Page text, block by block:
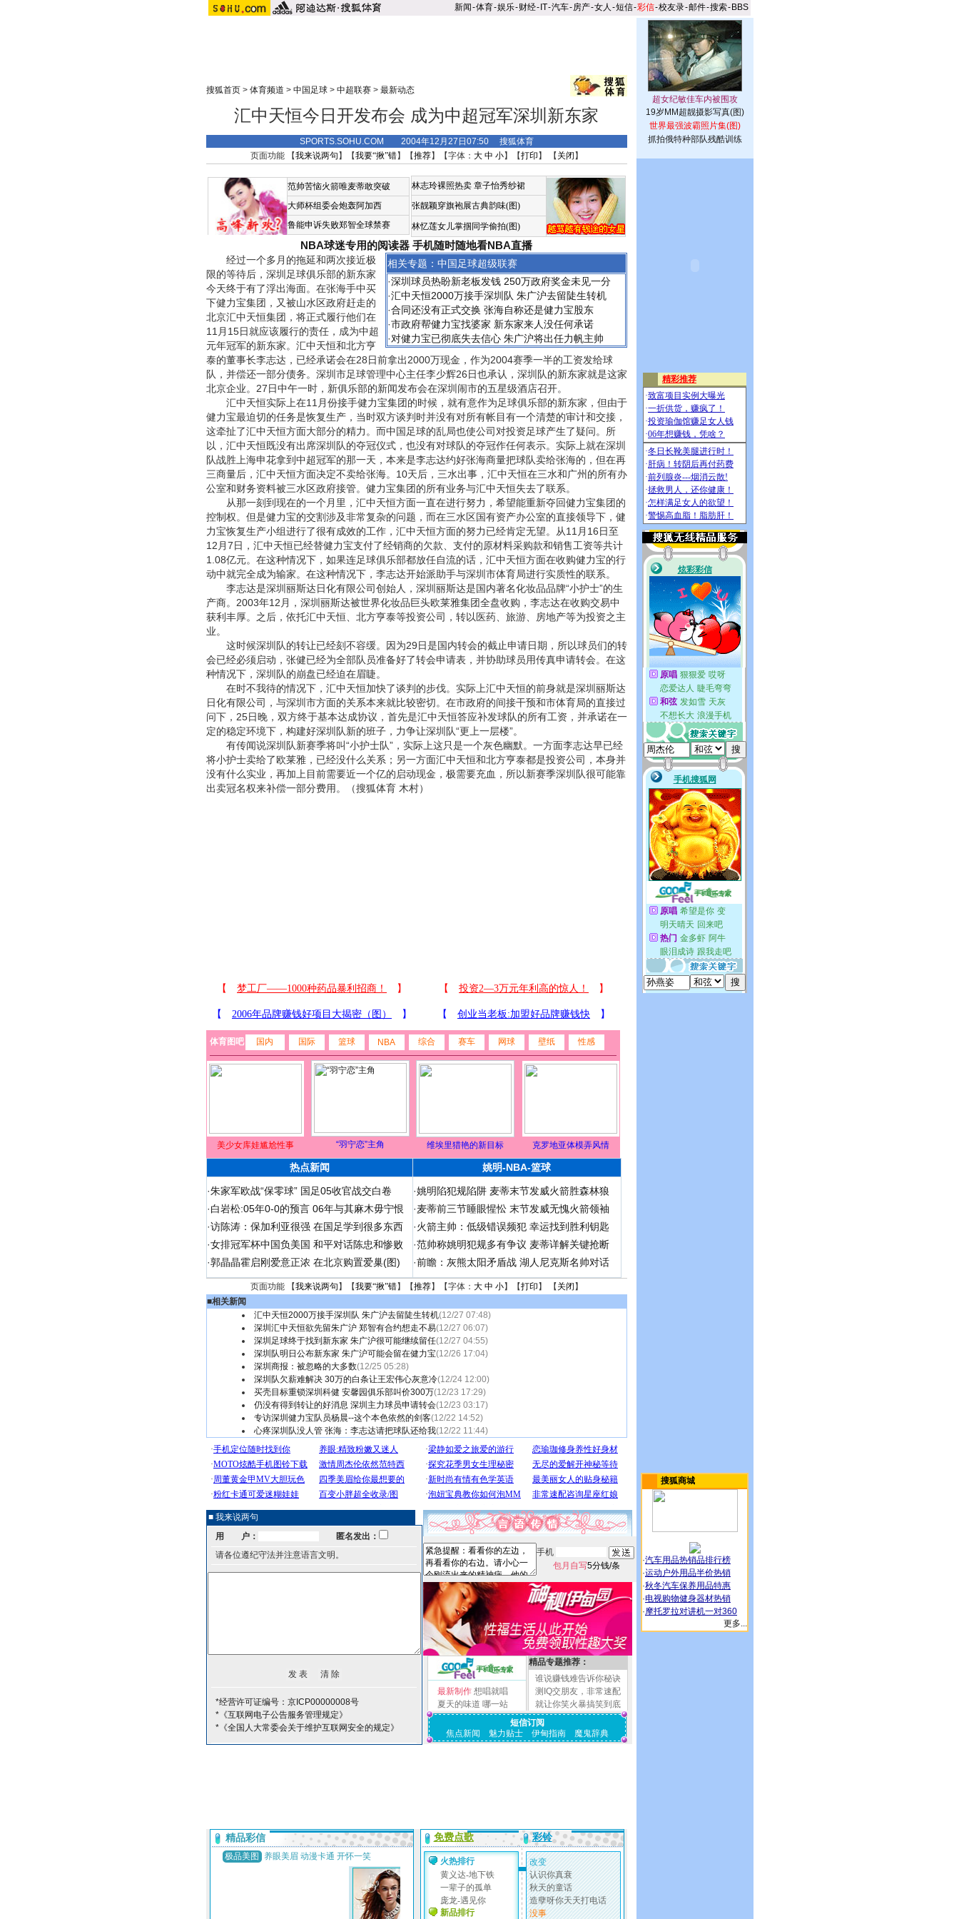
新闻-体育-娱乐-财经- IT-汽车-房产-女人 -短信-彩信-校友录-邮件-搜索- BBS
搜狐首页> 体育频道 > 中国足球> 中超联赛> 最新动态
汇中天恒今日开发布会 成为中超冠军深圳新东家
SPORTS.SOHU.COM 2004年12月27日07:50 搜狐体育
页面功能 【我来说两句 】【我要“揪”错】【推荐】【字体： 大 中 小】【打印 】 【 关闭 】
范帅苦恼火箭唯麦蒂敢突破
大师杯组委会炮轰阿加西
鲁能申诉失败郑智全球禁赛
林志玲裸照热卖 章子怡秀纱裙
张靓颖穿旗袍展古典韵味(图)
林忆莲女儿掌掴同学偷拍(图)
NBA球迷专用的阅读器 手机随时随地看NBA直播
相关专题： 中国足球超级联赛
·深圳球员热盼新老板发钱 250万政府奖金未见一分
·汇中天恒2000万接手深圳队 朱广沪去留陡生转机
·合同还没有正式交换 张海自称还是健力宝股东
·市政府帮健力宝找婆家 新东家来人没任何承诺
·对健力宝已彻底失去信心 朱广沪将出任力帆主帅
经过一个多月的拖延和两次接近极
限的等待后，深圳足球俱乐部的新东家
今天终于有了浮出海面。在张海手中买
下健力宝集团，又被山水区政府赶走的
北京汇中天恒集团，将正式履行他们在
11月15日就应该履行的责任，成为中超
元年冠军的新东家。汇中天恒和北方亨
泰的董事长李志达，已经承诺会在28日前拿出2000万现金，作为2004赛季一半的工资发给球
队，并偿还一部分债务。深圳市足球管理中心主任李少辉26日也承认，深圳队的新东家就是这家
北京企业。27日中午一时，新俱乐部的新闻发布会在深圳闹市的五星级酒店召开。
汇中天恒实际上在11月份接手健力宝集团的时候，就有意作为足球俱乐部的新东家，但由于
健力宝最迫切的任务是恢复生产，当时双方谈判时并没有对所有帐目有一个清楚的审计和交接，
这牵扯了汇中天恒方面大部分的精力。而中国足球的乱局也使公司对投资足球产生了疑问。所
以，汇中天恒既没有出席深圳队的夺冠仪式，也没有对球队的夺冠作任何表示。实际上就在深圳
队战胜上海申花拿到中超冠军的那一天，本来是李志达约好张海商量把球队卖给张海的，但在再
三商量后，汇中天恒方面决定不卖给张海。10天后，三水出事，汇中天恒在三水和广州的所有办
公室和财务资料被三水区政府接管。健力宝集团的所有业务与汇中天恒失去了联系。
从那一刻到现在的一个月里，汇中天恒方面一直在进行努力，希望能重新夺回健力宝集团的
控制权。但是健力宝的交割涉及非常复杂的问题，而在三水区国有资产办公室的直接领导下，健
力宝恢复生产小组进行了很有成效的工作，汇中天恒方面的努力已经肯定无望。从11月16日至
12月7日，汇中天恒已经替健力宝支付了经销商的欠款、支付的原材料采购款和销售工资等共计
1.08亿元。在这种情况下，如果连足球俱乐部都放任自流的话，汇中天恒方面在收购健力宝的行
动中就完全成为输家。在这种情况下，李志达开始派助手与深圳市体育局进行实质性的联系。
李志达是深圳丽斯达日化有限公司创始人，深圳丽斯达是国内著名化妆品品牌“小护士”的生
产商。2003年12月，深圳丽斯达被世界化妆品巨头欧莱雅集团全盘收购，李志达在收购交易中
获利丰厚。之后，依托汇中天恒、北方亨泰等投资公司，转以医药、旅游、房地产等为投资之主
业。
这时候深圳队的转让已经刻不容缓。因为29日是国内转会的截止申请日期，所以球员们的转
会已经必须启动，张健已经为全部队员准备好了转会申请表，并协助球员用传真申请转会。在这
种情况下，深圳队的崩盘已经迫在眉睫。
在时不我待的情况下，汇中天恒加快了谈判的步伐。实际上汇中天恒的前身就是深圳丽斯达
日化有限公司，与深圳市方面的关系本来就比较密切。在市政府的间接干预和市体育局的直接过
问下，25日晚，双方终于基本达成协议，首先是汇中天恒答应补发球队的所有工资，并承诺在一
定的稳定环境下，构建好深圳队新的班子，力争让深圳队“更上一层楼”。
有传闻说深圳队新赛季将叫“小护士队”，实际上这只是一个灰色幽默。一方面李志达早已经
将小护士卖给了欧莱雅，已经没什么关系；另一方面汇中天恒和北方亨泰都是投资公司，本身并
没有什么实业，再加上目前需要近一个亿的启动现金，极需要充血，所以新赛季深圳队很可能靠
出卖冠名权来补偿一部分费用。（搜狐体育 木村）
体育图吧 国内 国际 篮球 NBA 综合 赛车 网球 壁纸 性感
美少女库娃尴尬性事 “羽宁恋”主角 维埃里猎艳的新目标 克罗地亚体模弄风情
热点新闻 姚明-NBA-篮球
·朱家军欧战“保零球” 国足05收官战交白卷
·白岩松:05年0-0的预言 06年与其麻木毋宁恨
·访陈涛：保加利亚很强 在国足学到很多东西
·女排冠军杯中国负美国 和平对话陈忠和惨败
·郭晶晶霍启刚爱意正浓 在北京购置爱巢(图)
·姚明陷犯规陷阱 麦蒂末节发威火箭胜森林狼
·麦蒂前三节睡眼惺忪 末节发威无愧火箭领袖
·火箭主帅：低级错误频犯 幸运找到胜利钥匙
·范帅称姚明犯规多有争议 麦蒂详解关键抢断
·前瞻：灰熊太阳矛盾战 湖人尼克斯名帅对话
页面功能 【我来说两句 】【我要“揪”错】【推荐】【字体： 大 中 小】【打印 】 【 关闭 】
■相关新闻
汇中天恒2000万接手深圳队 朱广沪去留陡生转机(12/27 07:48)
深圳汇中天恒欲先留朱广沪 郑智有合约想走不易(12/27 06:07)
深圳足球终于找到新东家 朱广沪很可能继续留任(12/27 04:55)
深圳队明日公布新东家 朱广沪可能会留在健力宝(12/26 17:04)
深圳商报：被忽略的大多数(12/25 05:28)
深圳队欠薪难解决 30万的白条让王宏伟心灰意冷(12/24 12:00)
买壳目标重锁深圳科健 安馨园俱乐部叫价300万(12/23 17:29)
仍没有得到转让的好消息 深圳主力球员申请转会(12/23 03:17)
专访深圳健力宝队员杨晨--这个本色依然的剑客(12/22 14:52)
心疼深圳队没人管 张海：李志达请把球队还给我(12/22 11:44)
■ 我来说两句
用 户：
匿名发出：
请各位遵纪守法并注意语言文明。
*经营许可证编号：京ICP00000008号
*《互联网电子公告服务管理规定》
*《全国人大常委会关于维护互联网安全的规定》
手机
包月自写5分钱/条
最新制作 想唱就唱
夏天的味道 哪一站
精品专题推荐：
谁说赚钱难告诉你秘诀
测IQ交朋友，非常速配
就让你笑火暴搞笑到底
短信订阅
焦点新闻
魅力贴士 伊甸指南 魔鬼辞典
19岁MM超靓摄影写真(图)
世界最强波霸照片集(图)
抓拍俄特种部队残酷训练
搜狐商城
·汽车用品热销品排行榜
·运动户外用品半价热销
·秋冬汽车保养用品特惠
·电视购物健身器材热销
·摩托罗拉对讲机一对360
更多...